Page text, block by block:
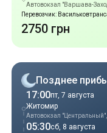
Автовокзал "Варшава-
Перевозчик:
2750 грн
Позднее
17:00пт, 7 августа
Житомир
Автовокзал
05:30сб, 8 августа